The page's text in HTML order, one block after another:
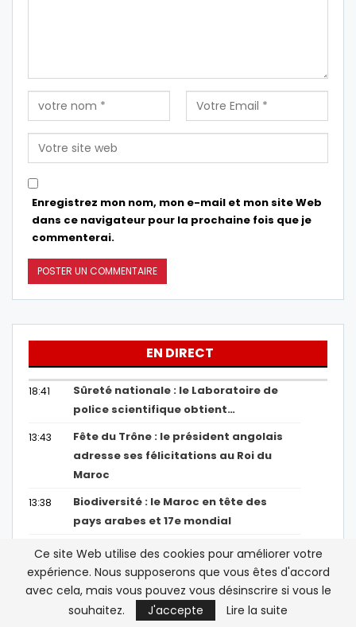
Enregistrez mon nom, mon e-mail et mon site Web
dans ce navigateur pour la prochaine fois que je
commenterai.
EN DIRECT
18:41
Sûreté nationale : le Laboratoire de
police scientifique obtient…
13:43
Fête du Trône : le président angolais
adresse ses félicitations au Roi du
Maroc
13:38
Biodiversité : le Maroc en tête des
pays arabes et 17e mondial
13:17
Le CESE appelle à améliorer la qualité
des services sociaux dans son
rapport…
Ce site Web utilise des cookies pour améliorer votre
expérience. Nous supposerons que vous êtes d'accord
avec cela, mais vous pouvez vous désinscrire si vous le
souhaitez.
J'accepte Lire la suite